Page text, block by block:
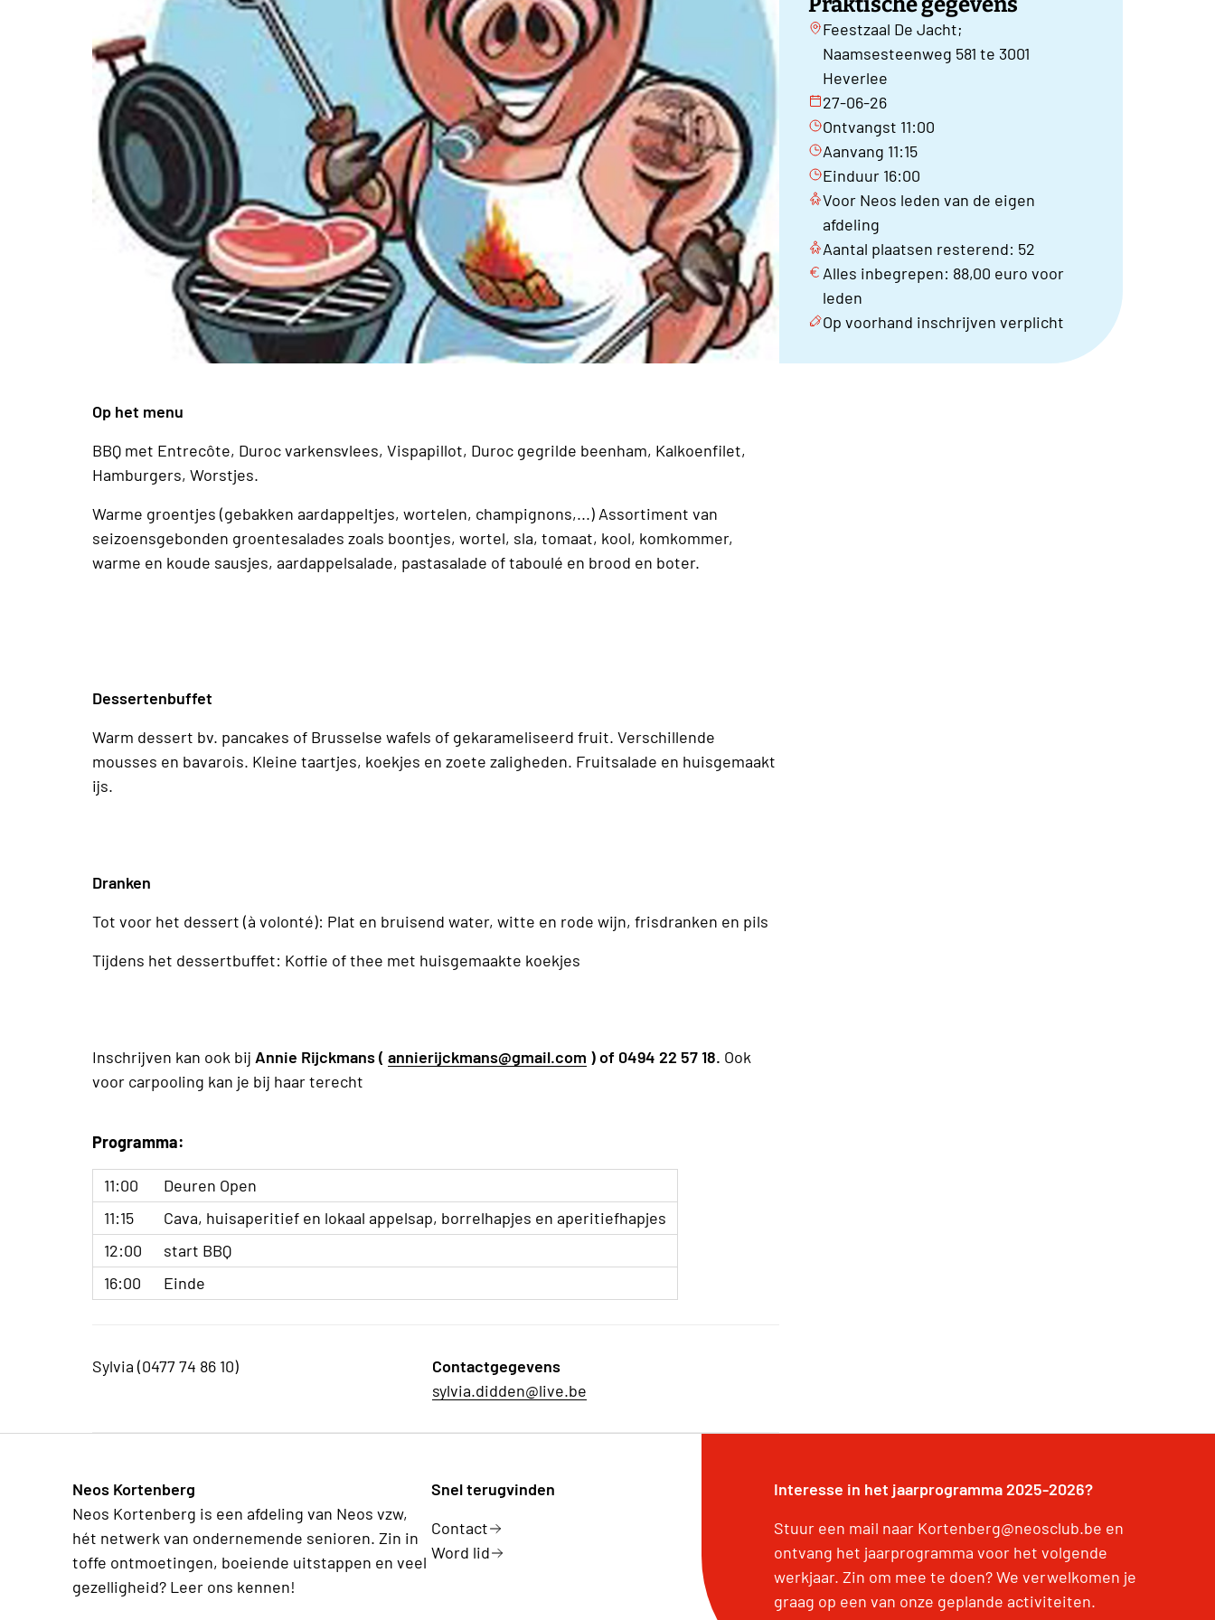
Feestzaal De Jacht;
Naamsesteenweg 581 te 3001
Heverlee
27-06-26
Ontvangst 11:00
Aanvang 11:15
Einduur 16:00
Voor Neos leden van de eigen
afdeling
Aantal plaatsen resterend: 52
Alles inbegrepen: 88,00 euro voor
leden
Op voorhand inschrijven verplicht
Op het menu
BBQ met Entrecôte, Duroc varkensvlees, Vispapillot, Duroc gegrilde beenham, Kalkoenfilet,
Hamburgers, Worstjes.
Warme groentjes (gebakken aardappeltjes, wortelen, champignons,...) Assortiment van
seizoensgebonden groentesalades zoals boontjes, wortel, sla, tomaat, kool, komkommer,
warme en koude sausjes, aardappelsalade, pastasalade of taboulé en brood en boter.
Dessertenbuffet
Warm dessert bv. pancakes of Brusselse wafels of gekarameliseerd fruit. Verschillende
mousses en bavarois. Kleine taartjes, koekjes en zoete zaligheden. Fruitsalade en huisgemaakt
ijs.
Dranken
Tot voor het dessert (à volonté): Plat en bruisend water, witte en rode wijn, frisdranken en pils
Tijdens het dessertbuffet: Koffie of thee met huisgemaakte koekjes
Inschrijven kan ook bij Annie Rijckmans ( annierijckmans@gmail.com ) of 0494 22 57 18. Ook
voor carpooling kan je bij haar terecht
Programma:
11:00
Deuren Open
11:15
Cava, huisaperitief en lokaal appelsap, borrelhapjes en aperitiefhapjes
12:00
start BBQ
16:00
Einde
Sylvia (0477 74 86 10)
Contactgegevens
sylvia.didden@live.be
Neos Kortenberg
Neos Kortenberg is een afdeling van Neos vzw,
hét netwerk van ondernemende senioren. Zin in
toffe ontmoetingen, boeiende uitstappen en veel
gezelligheid? Leer ons kennen!
Snel terugvinden
Contact
Word lid
Interesse in het jaarprogramma 2025-2026?
Stuur een mail naar Kortenberg@neosclub.be en
ontvang het jaarprogramma voor het volgende
werkjaar. Zin om mee te doen? We verwelkomen je
graag op een van onze geplande activiteiten.